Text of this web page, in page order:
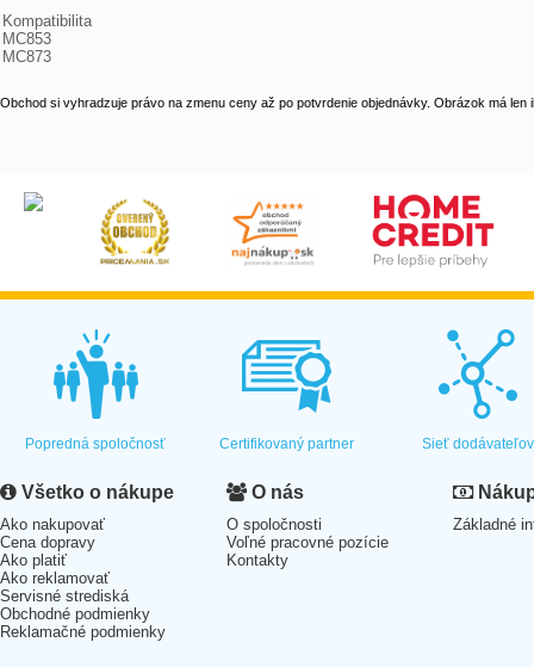
Kompatibilita
MC853
MC873
Obchod si vyhradzuje právo na zmenu ceny až po potvrdenie objednávky. Obrázok má len
Popredná spoločnosť Certifikovaný partner Sieť dodávateľov
Všetko o nákupe
Ako nakupovať
Cena dopravy
Ako platiť
Ako reklamovať
Servisné strediská
Obchodné podmienky
Reklamačné podmienky
O nás
O spoločnosti
Voľné pracovné pozície
Kontakty
Základné